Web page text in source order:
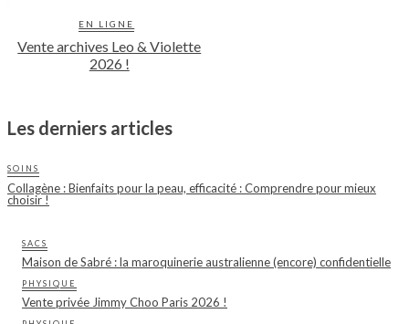
EN LIGNE
Vente archives Leo & Violette
2026 !
Les derniers articles
SOINS
Collagène : Bienfaits pour la peau, efficacité : Comprendre pour mieux
choisir !
SACS
Maison de Sabré : la maroquinerie australienne (encore) confidentielle
PHYSIQUE
Vente privée Jimmy Choo Paris 2026 !